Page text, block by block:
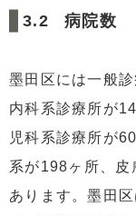
病院数
墨田区には一般
内科系診療所が
児科系診療所が
系が198ヶ所、
あります。墨田